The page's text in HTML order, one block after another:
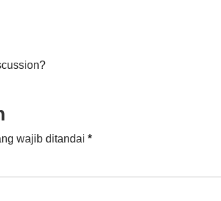
wajib ditandai *